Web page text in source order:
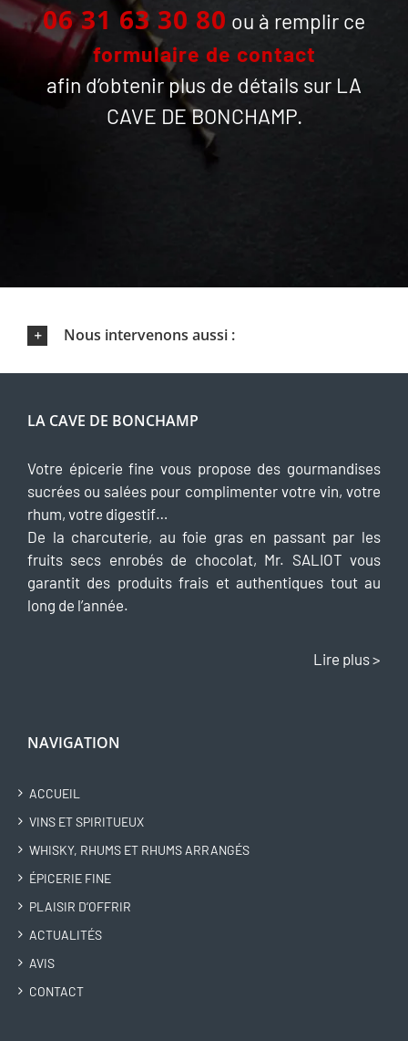
06 31 63 30 80 ou à remplir ce
formulaire de contact
afin d’obtenir plus de détails sur LA
CAVE DE BONCHAMP.
Nous intervenons aussi :
LA CAVE DE BONCHAMP
Votre épicerie fine vous propose des gourmandises
sucrées ou salées pour complimenter votre vin, votre
rhum, votre digestif…
De la charcuterie, au foie gras en passant par les
fruits secs enrobés de chocolat, Mr. SALIOT vous
garantit des produits frais et authentiques tout au
long de l’année.
Lire plus >
NAVIGATION
ACCUEIL
VINS ET SPIRITUEUX
WHISKY, RHUMS ET RHUMS ARRANGÉS
ÉPICERIE FINE
PLAISIR D’OFFRIR
ACTUALITÉS
AVIS
CONTACT